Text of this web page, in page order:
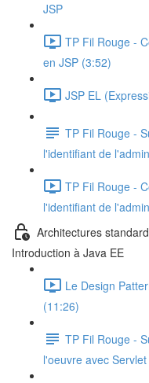
JSP
TP Fil Rouge -
en JSP (3:52)
JSP EL
TP Fil Rouge -
l'identifiant de
TP Fil Rouge -
l'identifiant de
Architectures
Introduction à Java EE
Le Design
(11:26)
TP Fil Rouge -
l'oeuvre avec